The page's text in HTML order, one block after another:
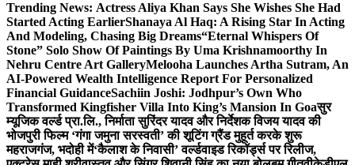
Trending News: Actress Aliya Khan Says She Wishes She Had
Started Acting EarlierShanaya Al Haq: A Rising Star In Acting
And Modeling, Chasing Big Dreams“Eternal Whispers Of
Stone” Solo Show Of Paintings By Uma Krishnamoorthy In
Nehru Centre Art GalleryMelooha Launches Artha Sutram, An
AI-Powered Wealth Intelligence Report For Personalized
Financial GuidanceSachiin Joshi: Jodhpur’s Own Who
Transformed Kingfisher Villa Into King’s Mansion In Goaसुर
म्यूजिक वर्ल्ड प्रा.लि., निर्माता सुरिंदर यादव और निर्देशक विजय यादव की
भोजपुरी फिल्म ‘गंगा जमुना सरस्वती’ की शूटिंग ग्रैंड मुहूर्त करके शुरू
महराजगंज, भदोही में‘कैलाश के निवासी’ वर्ल्डवाइड रिकॉर्ड्स पर रिलीज,